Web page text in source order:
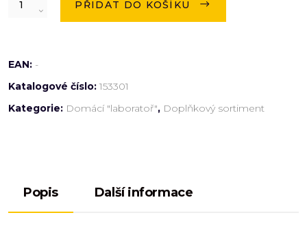
PŘIDAT DO KOŠÍKU
EAN: -
Katalogové číslo:153301
Kategorie: Domácí "laboratoř", Doplňkový sortiment
Popis Další informace